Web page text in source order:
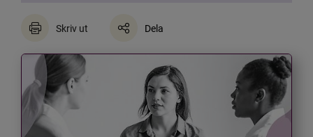
Skriv ut Dela